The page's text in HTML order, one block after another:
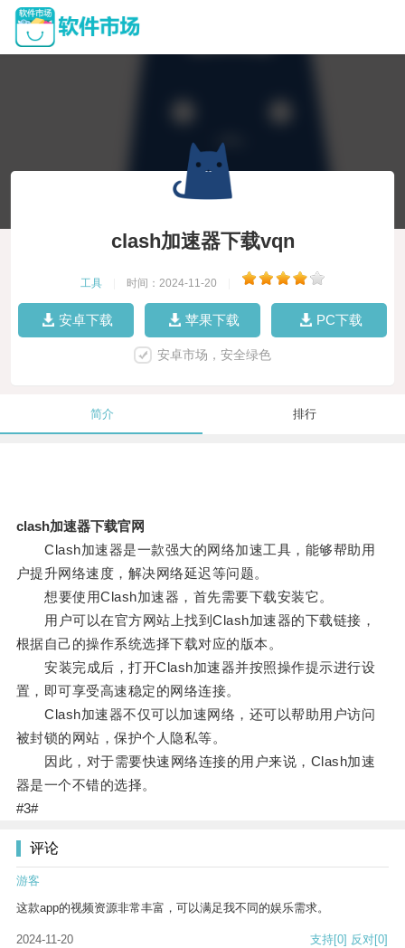
clash加速器下载vqn
工具 时间：2024-11-20
安卓下载 苹果下载 PC下载
安卓市场，安全绿色
简介 排行
clash加速器下载官网
Clash加速器是一款强大的网络加速工具，能够帮助用
户提升网络速度，解决网络延迟等问题。
想要使用Clash加速器，首先需要下载安装它。
用户可以在官方网站上找到Clash加速器的下载链接，
根据自己的操作系统选择下载对应的版本。
安装完成后，打开Clash加速器并按照操作提示进行设
置，即可享受高速稳定的网络连接。
Clash加速器不仅可以加速网络，还可以帮助用户访问
被封锁的网站，保护个人隐私等。
因此，对于需要快速网络连接的用户来说，Clash加速
器是一个不错的选择。
#3#
评论
游客
这款app的视频资源非常丰富，可以满足我不同的娱乐需求。
2024-11-20 支持[0] 反对[0]